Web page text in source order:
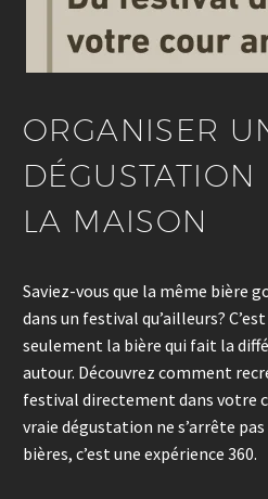
ORGANISER
LA MAISON
Saviez-vous que la même bière
dans un festival qu’ailleurs?
seulement la bière qui fait la
autour. Découvrez comment
festival directement dans votre
vraie dégustation ne s’arrête
bières, c’est une expérience 360.